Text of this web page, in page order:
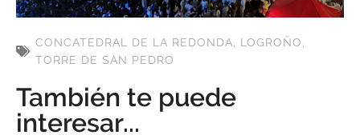
CONCATEDRAL DE LA REDONDA, LOGROÑO,
TORRE DE SAN PEDRO
También te puede
interesar...